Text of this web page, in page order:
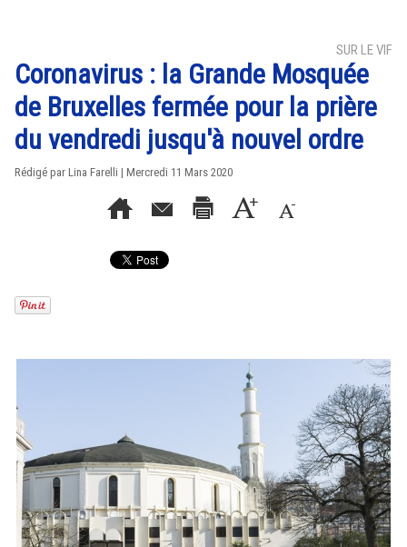
SUR LE VIF
Coronavirus : la Grande Mosquée
de Bruxelles fermée pour la prière
du vendredi jusqu'à nouvel ordre
Rédigé par Lina Farelli | Mercredi 11 Mars 2020